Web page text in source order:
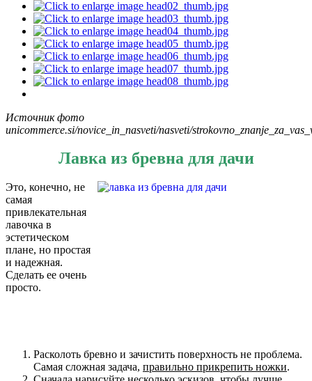
Источник фото
unicommerce.si/novice_in_nasveti/nasveti/
Лавка из бревна для дачи
Это, конечно, не
самая
привлекательная
лавочка в
эстетическом
плане, но простая
и надежная.
Сделать ее очень
просто.
Расколоть бревно и зачистить поверхность не проблема.
Самая сложная задача, правильно прикрепить ножки.